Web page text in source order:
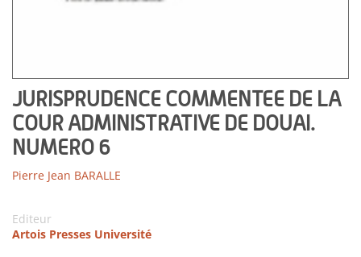
JURISPRUDENCE COMMENTEE DE LA
COUR ADMINISTRATIVE DE DOUAI.
NUMERO 6
Pierre Jean BARALLE
Editeur
Artois Presses Université